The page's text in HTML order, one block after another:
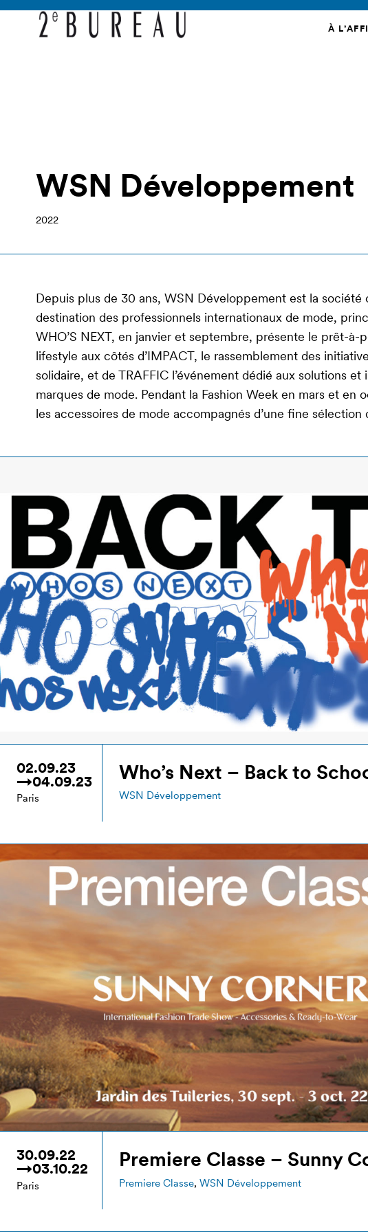
À
WSN Développement
2022
Depuis plus de 30 ans, WSN Développement est la société
destination des professionnels internationaux de mode,
WHO’S NEXT, en janvier et septembre, présente le prêt-à-
lifestyle aux côtés d’IMPACT, le rassemblement des
solidaire, et de TRAFFIC l’événement dédié aux solutions
marques de mode. Pendant la Fashion Week en mars et en
les accessoires de mode accompagnés d’une fine
02.09.23
→04.09.23
Paris
Who’s Next – Back to
WSN Développement
30.09.22
→03.10.22
Paris
Premiere Classe – Sunny
Premiere Classe, WSN Développement